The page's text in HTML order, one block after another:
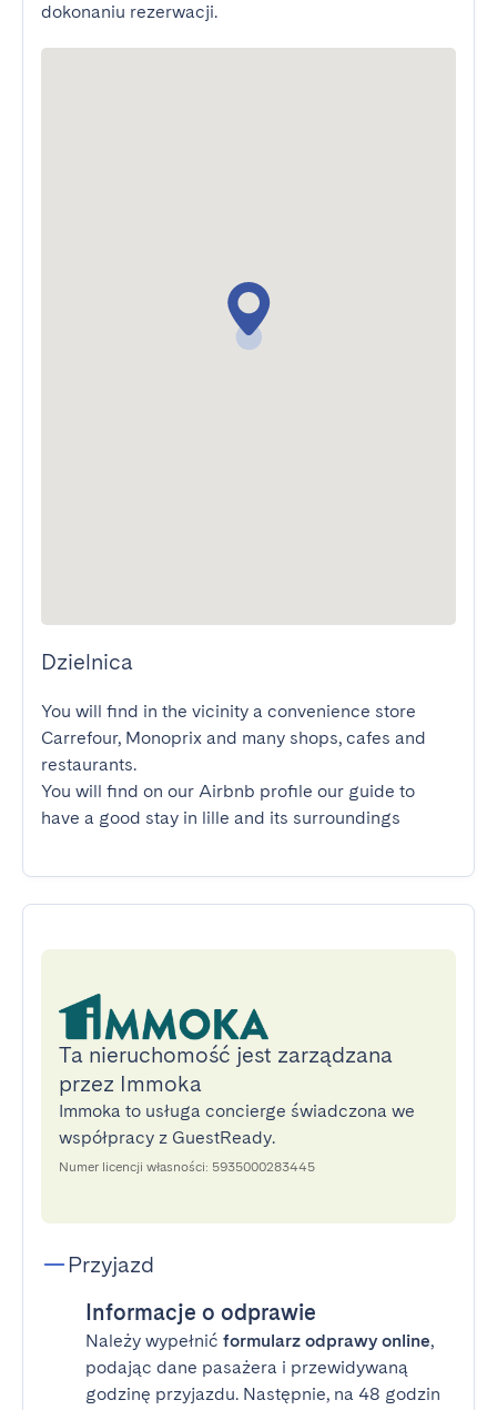
dokonaniu rezerwacji.
Dzielnica
You will find in the vicinity a convenience store
Carrefour, Monoprix and many shops, cafes and
restaurants.
You will find on our Airbnb profile our guide to
have a good stay in lille and its surroundings
Ta nieruchomość jest zarządzana
przez Immoka
Immoka to usługa concierge świadczona we
współpracy z GuestReady.
Numer licencji własności: 5935000283445
Przyjazd
Informacje o odprawie
Należy wypełnić formularz odprawy online,
podając dane pasażera i przewidywaną
godzinę przyjazdu. Następnie, na 48 godzin